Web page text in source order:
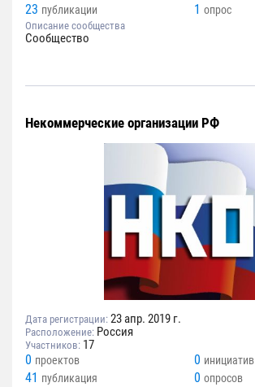
23 публикации 1 опрос
Описание сообщества
Сообщество
Некоммерческие организации РФ
Дата регистрации: 23 апр. 2019 г.
Расположение: Россия
Участников: 17
0 проектов 0 инициатив
41 публикация 0 опросов